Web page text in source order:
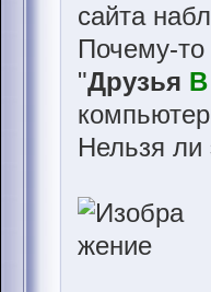
сайта
Почему-то
"Друзья В
Нельзя ли